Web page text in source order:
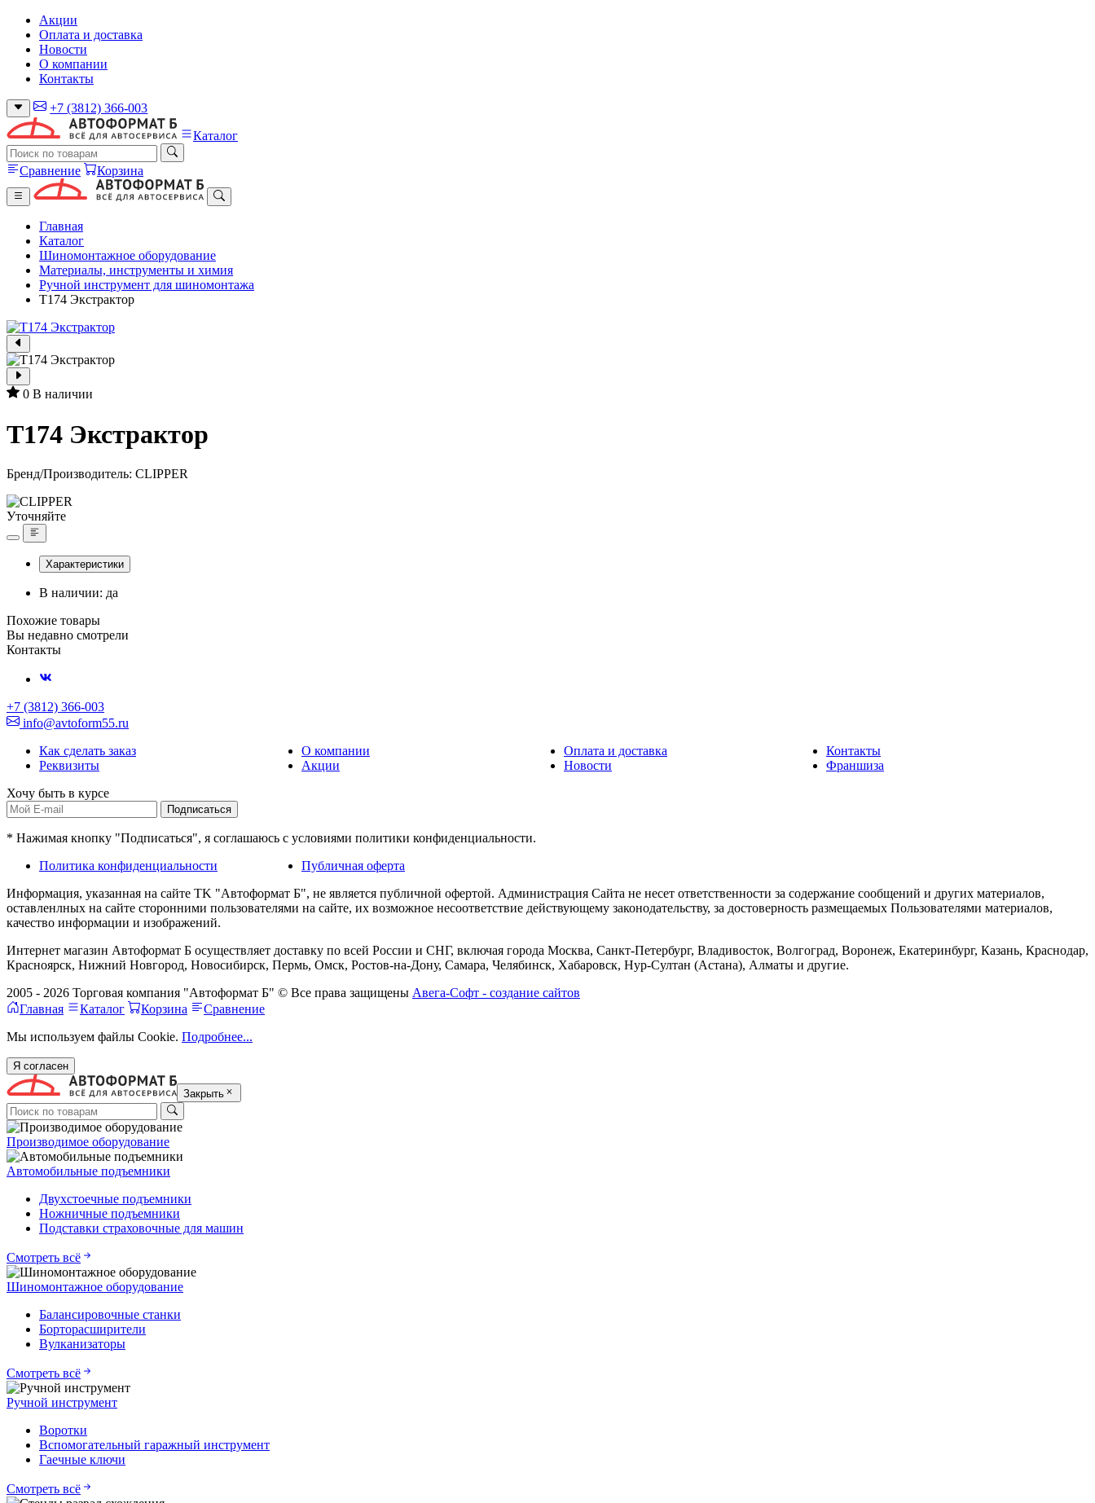
Акции
Оплата и доставка
Новости
О компании
Контакты
+7 (3812) 366-003
Каталог
Сравнение Корзина
Главная
Каталог
Шиномонтажное оборудование
Материалы, инструменты и химия
Ручной инструмент для шиномонтажа
T174 Экстрактор
0 В наличии
T174 Экстрактор
Бренд/Производитель: CLIPPER
Уточняйте
Характеристики
В наличии: да
Похожие товары
Вы недавно смотрели
Контакты
+7 (3812) 366-003
info@avtoform55.ru
Как сделать заказ
О компании Оплата и доставка
Контакты
Реквизиты
Акции Новости
Франшиза
Хочу быть в курсе
Подписаться
* Нажимая кнопку "Подписаться", я соглашаюсь с условиями политики конфиденциальности.
Политика конфиденциальности
Публичная оферта
Информация, указанная на сайте TK "Автоформат Б", не является публичной офертой. Администрация Сайта не несет ответственности за содержание сообщений и других материалов,
оставленлных на сайте сторонними пользователями на сайте, их возможное несоответствие действующему законодательству, за достоверность размещаемых Пользователями материалов,
качество информации и изображений.
Интернет магазин Автоформат Б осуществляет доставку по всей России и СНГ, включая города Москва, Санкт-Петербург, Владивосток, Волгоград, Воронеж, Екатеринбург, Казань, Краснодар,
Красноярск, Нижний Новгород, Новосибирск, Пермь, Омск, Ростов-на-Дону, Самара, Челябинск, Хабаровск, Нур-Султан (Астана), Алматы и другие.
2005 - 2026 Торговая компания "Автоформат Б" © Все права защищены Авега-Софт - создание сайтов
Главная
Каталог Корзина
Сравнение
Мы используем файлы Cookie. Подробнее...
Я согласен
Закрыть
Производимое оборудование
Автомобильные подъемники
Двухстоечные подъемники
Ножничные подъемники
Подставки страховочные для машин
Смотреть всё
Шиномонтажное оборудование
Балансировочные станки
Борторасширители
Вулканизаторы
Смотреть всё
Ручной инструмент
Воротки
Вспомогательный гаражный инструмент
Гаечные ключи
Смотреть всё